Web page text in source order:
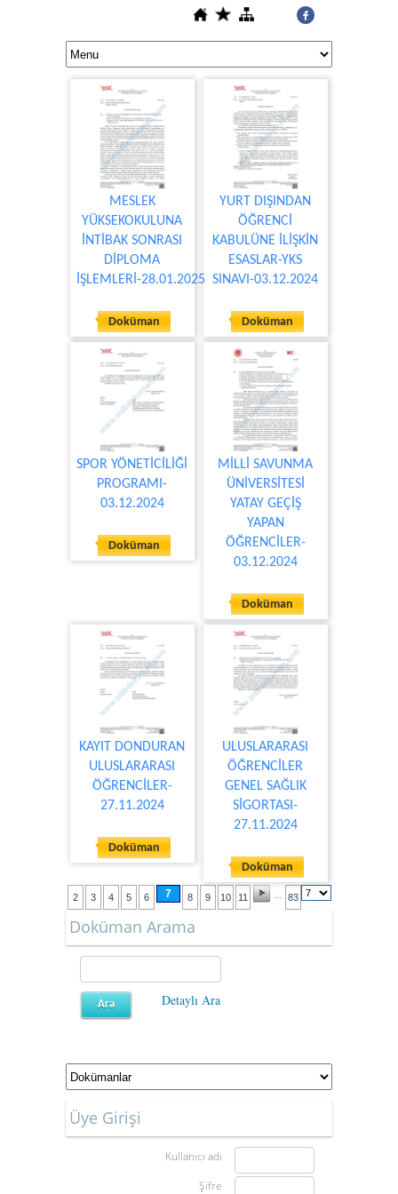
MESLEK
YÜKSEKOKULUNA
İNTİBAK SONRASI
DİPLOMA
İŞLEMLERİ-28.01.2025
Doküman
YURT DIŞINDAN
ÖĞRENCİ
KABULÜNE İLİŞKİN
ESASLAR-YKS
SINAVI-03.12.2024
Doküman
SPOR YÖNETİCİLİĞİ
PROGRAMI-
03.12.2024
Doküman
MİLLİ SAVUNMA
ÜNİVERSİTESİ
YATAY GEÇİŞ
YAPAN
ÖĞRENCİLER-
03.12.2024
Doküman
KAYIT DONDURAN
ULUSLARARASI
ÖĞRENCİLER-
27.11.2024
Doküman
ULUSLARARASI
ÖĞRENCİLER
GENEL SAĞLIK
SİGORTASI-
27.11.2024
Doküman
2 3 4 5 6 7 8 9 10 11 83
Doküman Arama
Detaylı Ara
Üye Girişi
Kullanıcı adı
Şifre